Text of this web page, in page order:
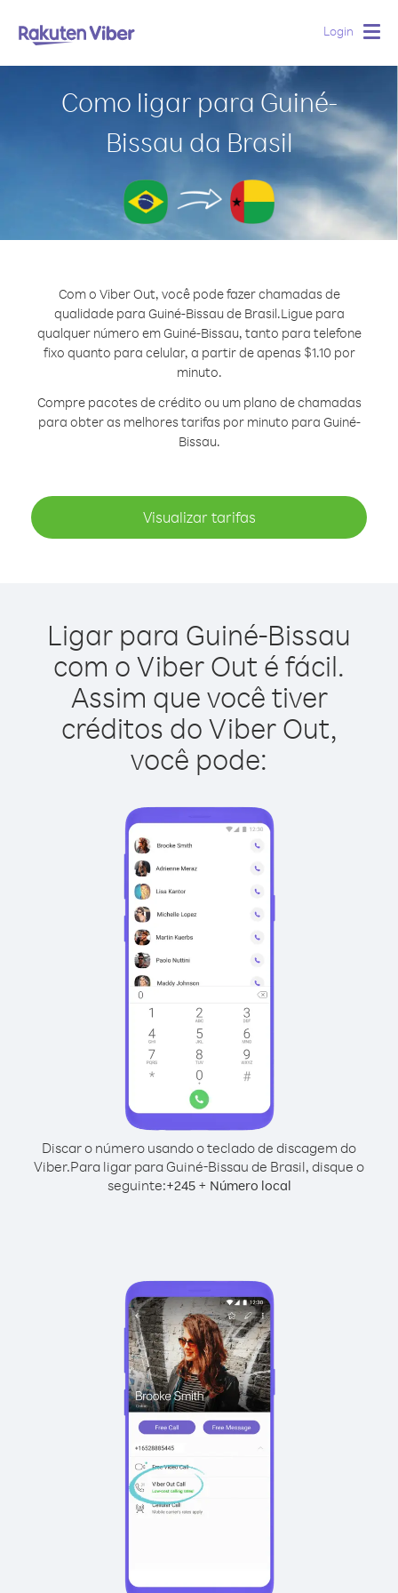
Login
Como ligar para Guiné-
Bissau da Brasil
Com o Viber Out, você pode fazer chamadas de
qualidade para Guiné-Bissau de Brasil.Ligue para
qualquer número em Guiné-Bissau, tanto para telefone
fixo quanto para celular, a partir de apenas $1.10 por
minuto.
Compre pacotes de crédito ou um plano de chamadas
para obter as melhores tarifas por minuto para Guiné-
Bissau.
Visualizar tarifas
Ligar para Guiné-Bissau
com o Viber Out é fácil.
Assim que você tiver
créditos do Viber Out,
você pode:
Discar o número usando o teclado de discagem do
Viber.Para ligar para Guiné-Bissau de Brasil, disque o
seguinte:+245+ Número local